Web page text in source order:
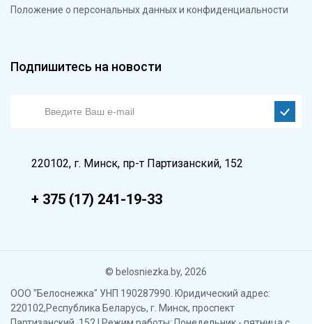
Положение о персональных данных и конфиденциальности
Подпишитесь на новости
220102, г. Минск, пр-т Партизанский, 152
+ 375 (17) 241-19-33
© belosniezka.by, 2026
ООО "Белоснежка" УНП 190287990. Юридический адрес:
220102,Республика Беларусь, г. Минск, проспект